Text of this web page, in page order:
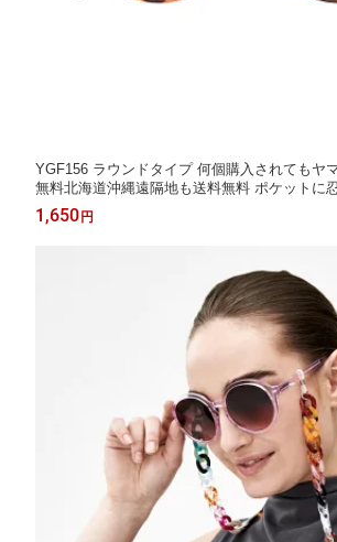
YGF156 ラウンドタイプ 何個購入されてもヤ
無料北海道沖縄遠隔地も送料無料 ポケットに
ンドタイプ ステンレススチール READING
ググラス Reading Glasses 老眼 DULTON ダル
1,650 円